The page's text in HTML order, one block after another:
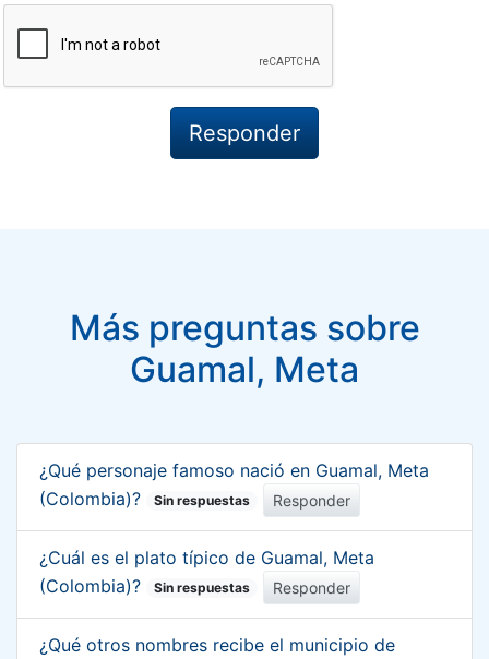
Más preguntas sobre
Guamal, Meta
¿Qué personaje famoso nació en Guamal, Meta
(Colombia)?
Sin respuestas Responder
¿Cuál es el plato típico de Guamal, Meta
(Colombia)?
Sin respuestas Responder
¿Qué otros nombres recibe el municipio de